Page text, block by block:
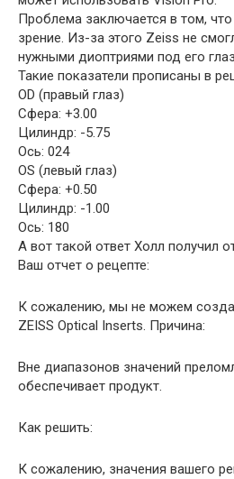
Проблема заключается в том,
зрение. Из-за этого Zeiss не
нужными диоптриями под его
Такие показатели прописаны в
OD (правый глаз)
Сфера: +3.00
Цилиндр: -5.75
Ось: 024
OS (левый глаз)
Сфера: +0.50
Цилиндр: -1.00
Ось: 180
А вот такой ответ Холл получил
Ваш отчет о рецепте:
К сожалению, мы не можем
ZEISS Optical Inserts. Причина:
Вне диапазонов значений
обеспечивает продукт.
Как решить:
К сожалению, значения вашего